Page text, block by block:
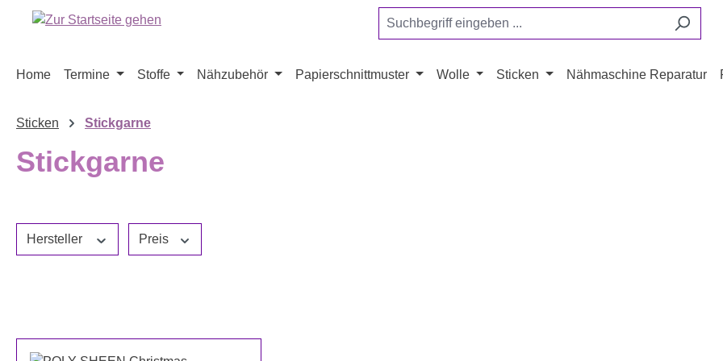
Hauptinhalt springen
Zur Suche springen
Zur Hauptnavigation springen
Home Termine Stoffe Nähzubehör Papierschnittmuster Wolle Sticken Nähmaschine Reparatur
Sticken Stickgarne
Stickgarne
Hersteller Preis